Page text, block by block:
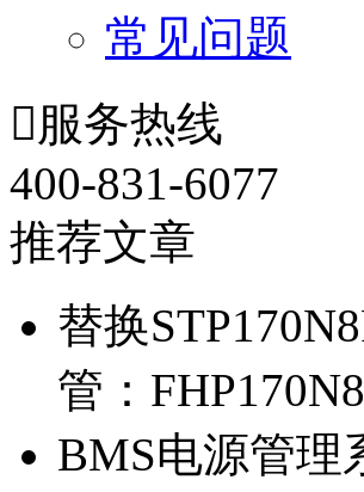
常见问题
服务热线
400-831-6077
推荐文章
替换
管：
BMS电源管理